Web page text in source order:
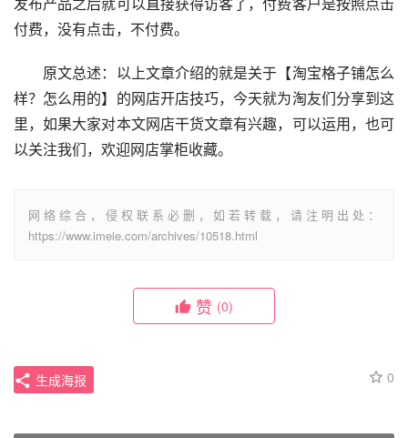
付费，没有点击，不付费。
原文总述：以上文章介绍的就是关于【淘宝格子铺怎么
样？怎么用的】的网店开店技巧，今天就为淘友们分享到这
里，如果大家对本文网店干货文章有兴趣，可以运用，也可
以关注我们，欢迎网店掌柜收藏。
网络综合，侵权联系必删，如若转载，请注明出处：
https://www.imeie.com/archives/10518.html
赞 (0)
0
生成海报